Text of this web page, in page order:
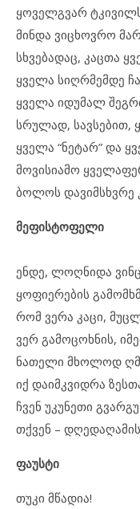
ყოველგვარ
მინდა ვიცხოვრო
სხვებადაც, კაცთა
ყველა სიღრმემდე
ყველა იდუმალ
სრულად, სავსებით,
ყველა “ნეტარ” და
მოვისიამო
ბოლოს დავიმსხვრე
მეფისტოფელი
ენდე, ლოღნიდა
ყოფიერების
რომ ვერა კაცი,
ვერ გამოცოხნის,
ნათელი მხოლოდ
იქ დაიმკვიდრა
ჩვენ უკუნეთი
თქვენ –
ფაუსტი
თუკი მწადია!